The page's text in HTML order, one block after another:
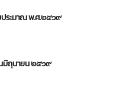
ประมาณ พ.ศ.๒๕๖๙
นมิถุนายน ๒๕๖๙